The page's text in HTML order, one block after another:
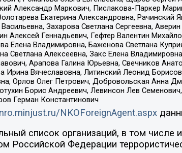
Александр Маркович, Пислакова-Паркер
Екатерина Александровна,
Захарова Светлана Сергеевна,
Алексей Геннадьевич, Гефтер Валентин
Елена Владимировна, Баженова Светлана
Светлана Алексеевна, Закс Елена
Арапова Галина Юрьевна, Свечников
Ирина Вячеславовна, Литинский Леонид
Орлов Олег Петрович, Добровольская Анна
Борис Андреевич, Левинсон Лев
Герман Константинович
NKOForeignAgent.aspx
список организаций, в том числе
Российской Федерации